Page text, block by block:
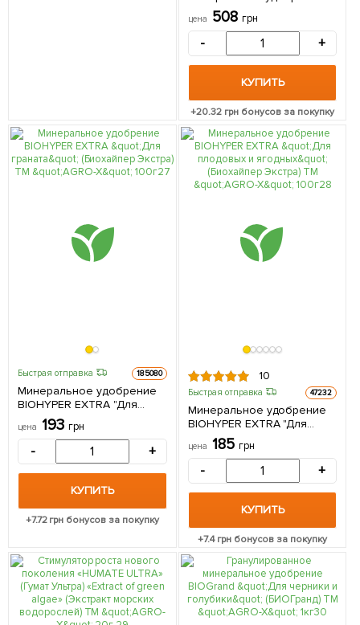
BIOGrand "Для клубники и
земляники" (БИОГранд) ТМ
цена 508 грн
- +
КУПИТЬ
+20.32 грн бонусов за покупку
Быстрая отправка 185080
Минеральное удобрение
BIOHYPER EXTRA "Для
граната" (Биохайпер
Экстра) ТМ "AGRO-X" 100г
цена 193 грн
- +
КУПИТЬ
+7.72грн бонусов за покупку
10
Быстрая отправка 47232
Минеральное удобрение
BIOHYPER EXTRA "Для
плодовых и ягодных"
(Биохайпер Экстра) ТМ
"AGRO-X" 100г
цена 185 грн
- +
КУПИТЬ
+7.4грн бонусов за покупку